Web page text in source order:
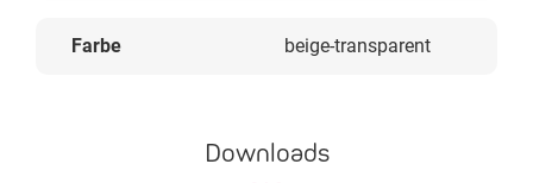
Farbe beige-transparent
Downloads